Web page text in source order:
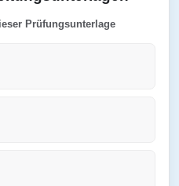
Prüfungsunterlage